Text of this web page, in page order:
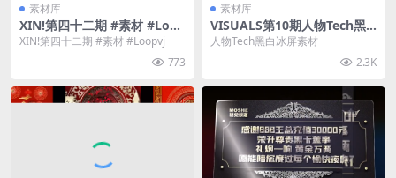
素材库
XIN!第四十二期 #素材 #Loop
vj
XIN!第四十二期 #素材 #Loopvj
773
素材库
VISUALS第10期人物Tech黑
白冰屏素材
人物Tech黑白冰屏素材
2.3K